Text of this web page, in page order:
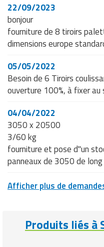
22/09/2023
bonjour
fourniture de 8 tiroirs
dimensions europe
05/05/2022
Besoin de 6 Tiroirs
ouverture 100%, à fixer au
04/04/2022
3050 x 20500
3/60 kg
fourniture et pose d"un
panneaux de 3050 de
Afficher plus de
Produits liés à